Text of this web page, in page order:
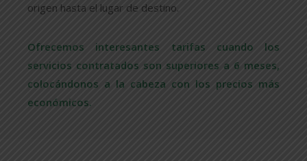
origen hasta el lugar de destino.
Ofrecemos interesantes tarifas cuando los
servicios contratados son superiores a 6 meses,
colocándonos a la cabeza con los precios más
económicos.